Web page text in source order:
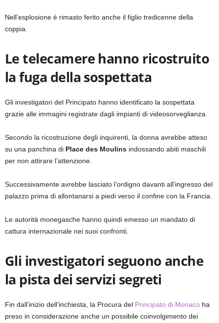
Nell’esplosione è rimasto ferito anche il figlio tredicenne della
coppia.
Le telecamere hanno ricostruito
la fuga della sospettata
Gli investigatori del Principato hanno identificato la sospettata
grazie alle immagini registrate dagli impianti di videosorveglianza.
Secondo la ricostruzione degli inquirenti, la donna avrebbe atteso
su una panchina di Place des Moulins indossando abiti maschili
per non attirare l’attenzione.
Successivamente avrebbe lasciato l’ordigno davanti all’ingresso del
palazzo prima di allontanarsi a piedi verso il confine con la Francia.
Le autorità monegasche hanno quindi emesso un mandato di
cattura internazionale nei suoi confronti.
Gli investigatori seguono anche
la pista dei servizi segreti
Fin dall’inizio dell’inchiesta, la Procura del Principato di Monaco ha
preso in considerazione anche un possibile coinvolgimento dei